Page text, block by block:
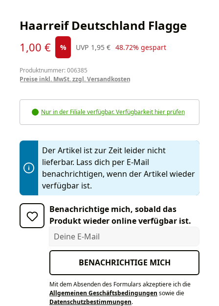
Haarreif Deutschland Flagge
Verkaufspreis:
1,00 € % UVP
Regulärer Preis:
1,95 € 48.72% gespart
Produktnummer: 006385
Preise inkl. MwSt. zzgl. Versandkosten
Nur in der Filiale verfügbar. Verfügbarkeit hier prüfen
Der Artikel ist zur Zeit leider nicht
lieferbar. Lass dich per E-Mail
benachrichtigen, wenn der Artikel wieder
verfügbar ist.
Benachrichtige mich, sobald das
Produkt wieder online verfügbar ist.
Deine E-Mail
BENACHRICHTIGE MICH
Mit dem Absenden des Formulars akzeptiere ich die
Allgemeinen Geschäftsbedingungen sowie die
Datenschutzbestimmungen.